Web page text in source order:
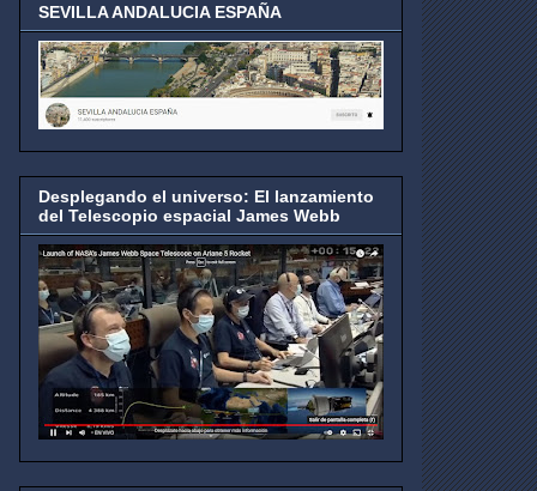
SEVILLA ANDALUCIA ESPAÑA
Desplegando el universo: El lanzamiento
del Telescopio espacial James Webb